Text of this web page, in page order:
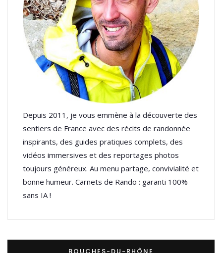
Depuis 2011, je vous emmène à la découverte des
sentiers de France avec des récits de randonnée
inspirants, des guides pratiques complets, des
vidéos immersives et des reportages photos
toujours généreux. Au menu partage, convivialité et
bonne humeur. Carnets de Rando : garanti 100%
sans IA !